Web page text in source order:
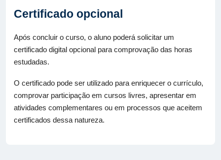
Certificado opcional
Após concluir o curso, o aluno poderá solicitar um
certificado digital opcional para comprovação das horas
estudadas.
O certificado pode ser utilizado para enriquecer o currículo,
comprovar participação em cursos livres, apresentar em
atividades complementares ou em processos que aceitem
certificados dessa natureza.